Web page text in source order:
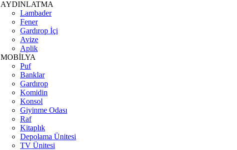
AYDINLATMA
Lambader
Fener
Gardırop İçi
Avize
Aplik
MOBİLYA
Puf
Banklar
Gardırop
Komidin
Konsol
Giyinme Odası
Raf
Kitaplık
Depolama Ünitesi
TV Ünitesi